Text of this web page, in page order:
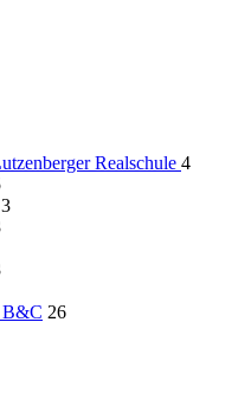
Realschule 4
3
B&C 26